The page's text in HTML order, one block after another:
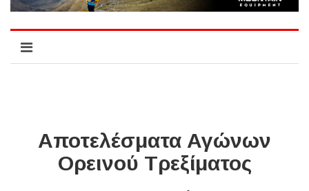
Αποτελέσματα Αγώνων
Ορεινού Τρεξίματος